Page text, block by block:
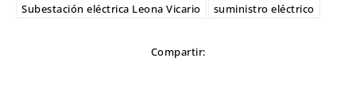
Subestación eléctrica Leona Vicario
suministro eléctrico
Compartir: